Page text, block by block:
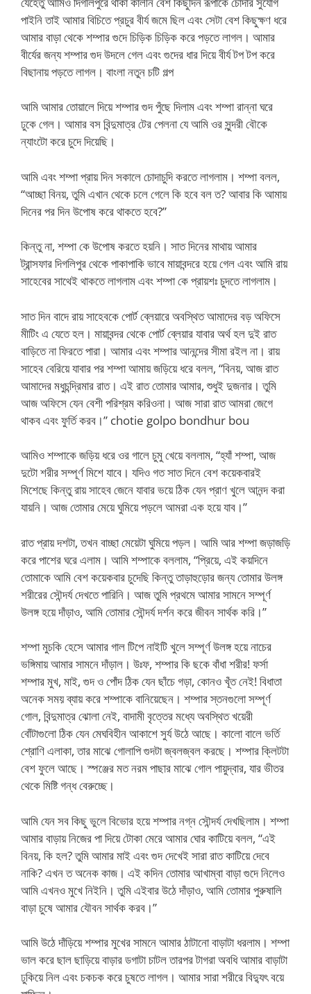
পাইনি তাই আমার বিচিতে প্রচুর বীর্য জমে ছিল এবং সেটা বেশ কিছুক্ষণ ধরে
আমার বাড়া থেকে শম্পার গুদে চিড়িক চিড়িক করে পড়তে লাগল। আমার
বীর্যের জন্য শম্পার গুদ উদলে গেল এবং গুদের ধার দিয়ে বীর্য টপ টপ করে
বিছানায় পড়তে লাগল। বাংলা নতুন চটি গল্প
আমি আমার তোয়ালে দিয়ে শম্পার গুদ পুঁছে দিলাম এবং শম্পা রান্না ঘরে
ঢুকে গেল। আমার বস বিন্দুমাত্র টের পেলনা যে আমি ওর সুন্দরী বৌকে
ন্যাংটো করে চুদে দিয়েছি।
আমি এবং শম্পা প্রায় দিন সকালে চোদাচুদি করতে লাগলাম। শম্পা বলল,
“আচ্ছা বিনয়, তুমি এখান থেকে চলে গেলে কি হবে বল ত? আবার কি আমায়
দিনের পর দিন উপোষ করে থাকতে হবে?”
কিন্তু না, শম্পা কে উপোষ করতে হয়নি। সাত দিনের মাথায় আমার
ট্রান্সফার দিগলিপুর থেকে পাকাপাকি ভাবে মায়াবন্দরে হয়ে গেল এবং আমি রায়
সাহেবের সাথেই থাকতে লাগলাম এবং শম্পা কে প্রায়শঃ চুদতে লাগলাম।
সাত দিন বাদে রায় সাহেবকে পোর্ট ব্লেয়ারে অবস্থিত আমাদের বড় অফিসে
মীটিং এ যেতে হল। মায়াবন্দর থেকে পোর্ট ব্লেয়ার যাবার অর্থ হল দুই রাত
বাড়িতে না ফিরতে পারা। আমার এবং শম্পার আনন্দের সীমা রইল না। রায়
সাহেব বেরিয়ে যাবার পর শম্পা আমায় জড়িয়ে ধরে বলল, “বিনয়, আজ রাত
আমাদের মধুচন্দ্রিমার রাত। এই রাত তোমার আমার, শুধুই দুজনার। তুমি
আজ অফিসে যেন বেশী পরিশ্রম করিওনা। আজ সারা রাত আমরা জেগে
থাকব এবং ফুর্তি করব।” chotie golpo bondhur bou
আমিও শম্পাকে জড়িয় ধরে ওর গালে চুমু খেয়ে বললাম, “হ্যাঁ শম্পা, আজ
দুটো শরীর সম্পূর্ণ মিশে যাবে। যদিও গত সাত দিনে বেশ কয়েকবারই
মিশেছে কিন্তু রায় সাহেব জেনে যাবার ভয়ে ঠিক যেন প্রাণ খুলে আনন্দ করা
যায়নি। আজ তোমার মেয়ে ঘুমিয়ে পড়লে আমরা এক হয়ে যাব।”
রাত প্রায় দশটা, তখন বাচ্ছা মেয়েটা ঘুমিয়ে পড়ল। আমি আর শম্পা জড়াজড়ি
করে পাশের ঘরে এলাম। আমি শম্পাকে বললাম, “প্রিয়ে, এই কয়দিনে
তোমাকে আমি বেশ কয়েকবার চুদেছি কিন্তু তাড়াহুড়োর জন্য তোমার উলঙ্গ
শরীরের সৌন্দর্য দেখতে পারিনি। আজ তুমি প্রথমে আমার সামনে সম্পূর্ণ
উলঙ্গ হয়ে দাঁড়াও, আমি তোমার সৌন্দর্য দর্শন করে জীবন সার্থক করি।”
শম্পা মুচকি হেসে আমার গাল টিপে নাইটি খুলে সম্পূর্ণ উলঙ্গ হয়ে নাচের
ভঙ্গিমায় আমার সামনে দাঁড়াল। উঃফ, শম্পার কি ছকে বাঁধা শরীর! ফর্সা
শম্পার মুখ, মাই, গুদ ও পোঁদ ঠিক যেন ছাঁচে গড়া, কোনও খূঁত নেই! বিধাতা
অনেক সময় ব্যায় করে শম্পাকে বানিয়েছেন। শম্পার স্তনগুলো সম্পূর্ণ
গোল, বিন্দুমাত্র ঝোলা নেই, বাদামী বৃত্তের মধ্যে অবস্থিত খয়েরী
বোঁটাগুলো ঠিক যেন মেঘবিহীন আকাশে সুর্য উঠে আছে। কালো বালে ভর্তি
শ্রোণি এলাকা, তার মাঝে গোলাপি গুদটা জ্বলজ্বল করছে। শম্পার ক্লিটটা
বেশ ফুলে আছে। স্পঞ্জের মত নরম পাছার মাঝে গোল পায়ুদ্বার, যার ভীতর
থেকে মিষ্টি গন্ধ বেরুচ্ছে।
আমি যেন সব কিছু ভুলে বিভোর হয়ে শম্পার নগ্ন সৌন্দর্য দেখছিলাম। শম্পা
আমার বাড়ায় নিজের পা দিয়ে টোকা মেরে আমার ঘোর কাটিয়ে বলল, “এই
বিনয়, কি হল? তুমি আমার মাই এবং গুদ দেখেই সারা রাত কাটিয়ে দেবে
নাকি? এখন ত অনেক কাজ। এই কদিন তোমার আখাম্বা বাড়া গুদে নিলেও
আমি এখনও মুখে নিইনি। তুমি এইবার উঠে দাঁড়াও, আমি তোমার পুরুষালি
বাড়া চুষে আমার যৌবন সার্থক করব।”
আমি উঠে দাঁড়িয়ে শম্পার মুখের সামনে আমার ঠাটানো বাড়াটা ধরলাম। শম্পা
ভাল করে ছাল ছাড়িয়ে বাড়ার ডগাটা চাটল তারপর টাগরা অবধি আমার বাড়াটা
ঢুকিয়ে নিল এবং চকচক করে চুষতে লাগল। আমার সারা শরীরে বিদ্যুৎ বয়ে